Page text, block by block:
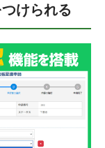
けられる